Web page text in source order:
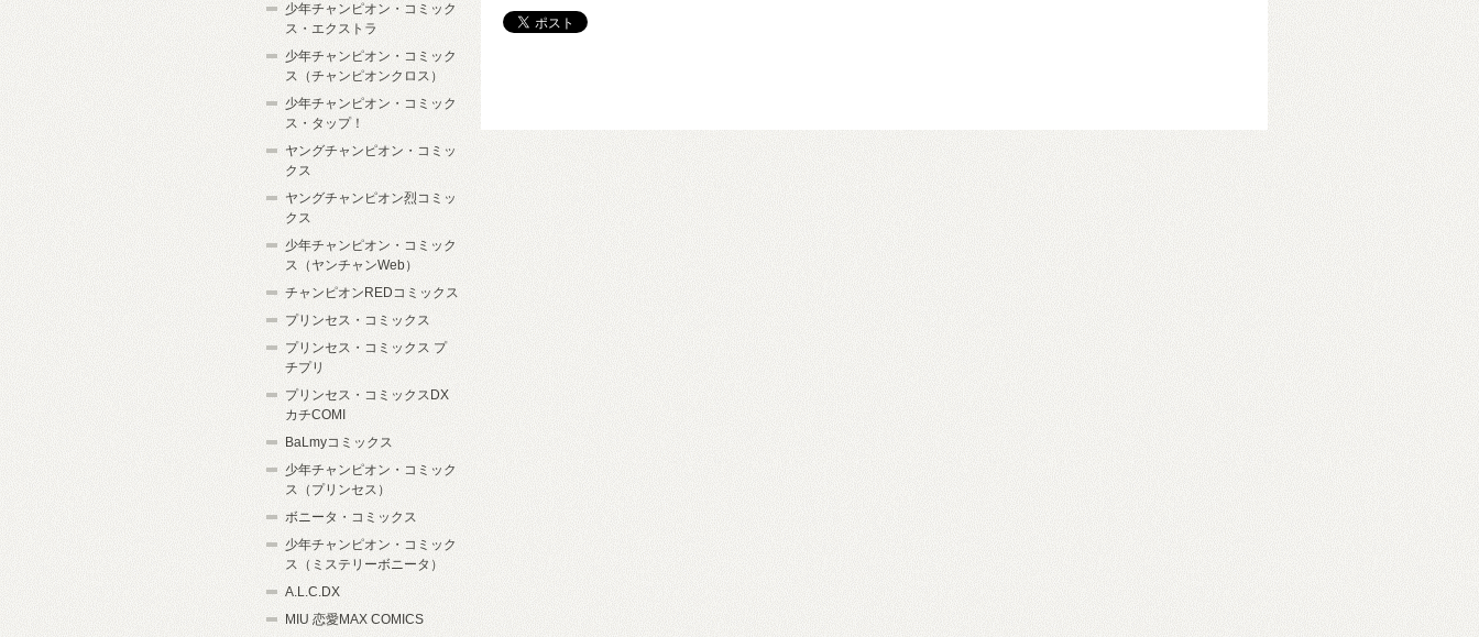
少年チャンピオン・コミック
ス・エクストラ
少年チャンピオン・コミック
ス（チャンピオンクロス）
少年チャンピオン・コミック
ス・タップ！
ヤングチャンピオン・コミッ
クス
ヤングチャンピオン烈コミッ
クス
少年チャンピオン・コミック
ス（ヤンチャンWeb）
チャンピオンREDコミックス
プリンセス・コミックス
プリンセス・コミックス プ
チプリ
プリンセス・コミックスDX
カチCOMI
BaLmyコミックス
少年チャンピオン・コミック
ス（プリンセス）
ボニータ・コミックス
少年チャンピオン・コミック
ス（ミステリーボニータ）
A.L.C.DX
MIU 恋愛MAX COMICS